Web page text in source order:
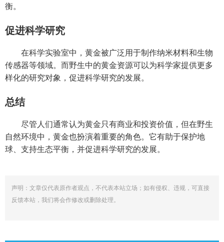
衡。
促进科学研究
在科学实验室中，黄金被广泛用于制作纳米材料和生物
传感器等领域。而野生中的黄金资源可以为科学家提供更多
样化的研究对象，促进科学研究的发展。
总结
尽管人们通常认为黄金只有商业和投资价值，但在野生
自然环境中，黄金也扮演着重要的角色。它有助于保护地
球、支持生态平衡，并促进科学研究的发展。
声明：文章仅代表原作者观点，不代表本站立场；如有侵权、违规，可直接
反馈本站，我们将会作修改或删除处理。